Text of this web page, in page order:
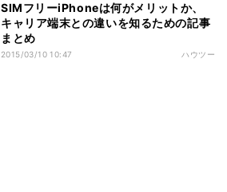
SIMフリーiPhoneは何がメリットか、
キャリア端末との違いを知るための記事
まとめ
2015/03/10 10:47 ハウツー